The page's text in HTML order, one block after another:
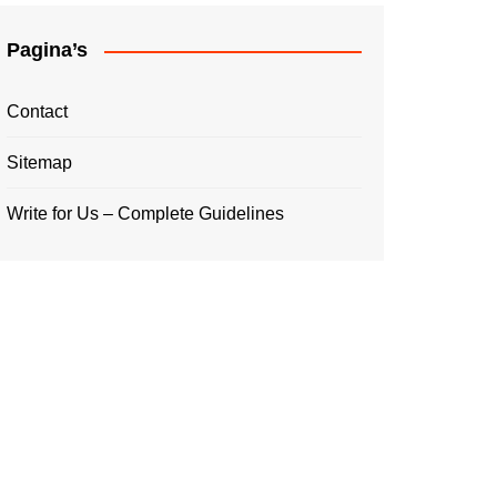
Pagina’s
Contact
Sitemap
Write for Us – Complete Guidelines